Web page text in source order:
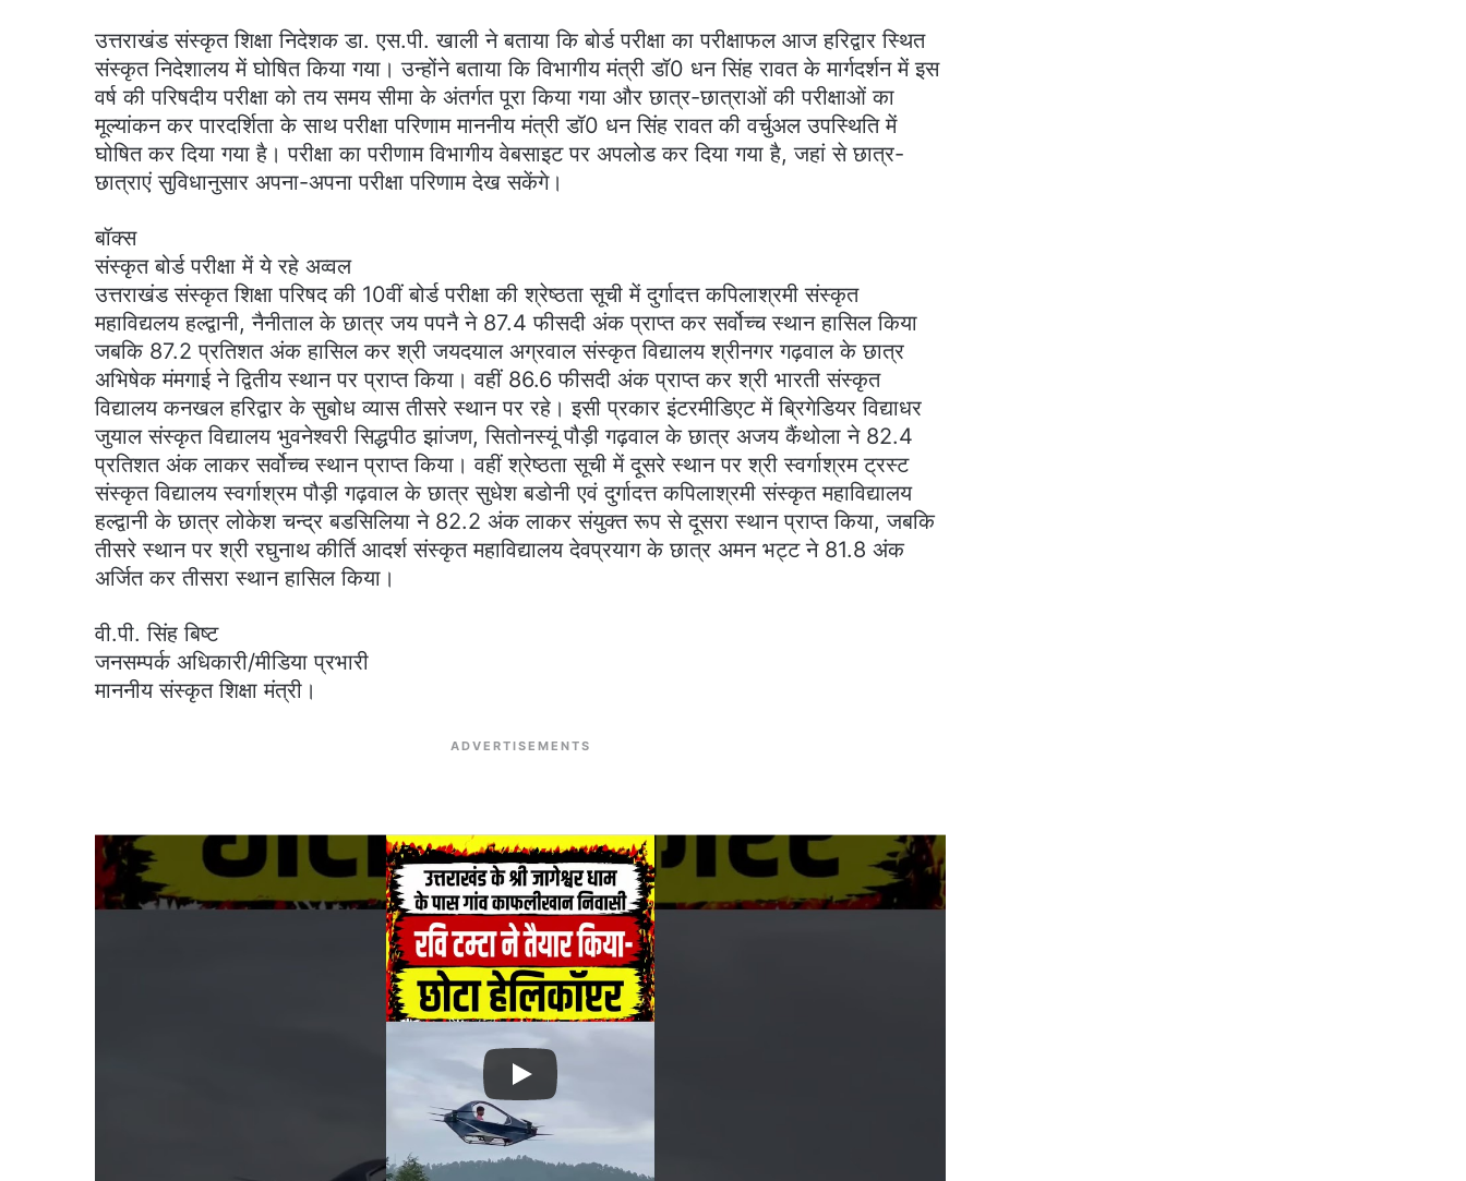
उत्तराखंड संस्कृत शिक्षा निदेशक डा. एस.पी. खाली ने बताया कि बोर्ड परीक्षा का परीक्षाफल आज हरिद्वार स्थित
संस्कृत निदेशालय में घोषित किया गया। उन्होंने बताया कि विभागीय मंत्री डॉ0 धन सिंह रावत के मार्गदर्शन में इस
वर्ष की परिषदीय परीक्षा को तय समय सीमा के अंतर्गत पूरा किया गया और छात्र-छात्राओं की परीक्षाओं का
मूल्यांकन कर पारदर्शिता के साथ परीक्षा परिणाम माननीय मंत्री डॉ0 धन सिंह रावत की वर्चुअल उपस्थिति में
घोषित कर दिया गया है। परीक्षा का परीणाम विभागीय वेबसाइट पर अपलोड कर दिया गया है, जहां से छात्र-
छात्राएं सुविधानुसार अपना-अपना परीक्षा परिणाम देख सकेंगे।
बॉक्स
संस्कृत बोर्ड परीक्षा में ये रहे अव्वल
उत्तराखंड संस्कृत शिक्षा परिषद की 10वीं बोर्ड परीक्षा की श्रेष्ठता सूची में दुर्गादत्त कपिलाश्रमी संस्कृत
महाविद्यलय हल्द्वानी, नैनीताल के छात्र जय पपनै ने 87.4 फीसदी अंक प्राप्त कर सर्वोच्च स्थान हासिल किया
जबकि 87.2 प्रतिशत अंक हासिल कर श्री जयदयाल अग्रवाल संस्कृत विद्यालय श्रीनगर गढ़वाल के छात्र
अभिषेक मंमगाई ने द्वितीय स्थान पर प्राप्त किया। वहीं 86.6 फीसदी अंक प्राप्त कर श्री भारती संस्कृत
विद्यालय कनखल हरिद्वार के सुबोध व्यास तीसरे स्थान पर रहे। इसी प्रकार इंटरमीडिएट में ब्रिगेडियर विद्याधर
जुयाल संस्कृत विद्यालय भुवनेश्वरी सिद्धपीठ झांजण, सितोनस्यूं पौड़ी गढ़वाल के छात्र अजय कैंथोला ने 82.4
प्रतिशत अंक लाकर सर्वोच्च स्थान प्राप्त किया। वहीं श्रेष्ठता सूची में दूसरे स्थान पर श्री स्वर्गाश्रम ट्रस्ट
संस्कृत विद्यालय स्वर्गाश्रम पौड़ी गढ़वाल के छात्र सुधेश बडोनी एवं दुर्गादत्त कपिलाश्रमी संस्कृत महाविद्यालय
हल्द्वानी के छात्र लोकेश चन्द्र बडसिलिया ने 82.2 अंक लाकर संयुक्त रूप से दूसरा स्थान प्राप्त किया, जबकि
तीसरे स्थान पर श्री रघुनाथ कीर्ति आदर्श संस्कृत महाविद्यालय देवप्रयाग के छात्र अमन भट्ट ने 81.8 अंक
अर्जित कर तीसरा स्थान हासिल किया।
वी.पी. सिंह बिष्ट
जनसम्पर्क अधिकारी/मीडिया प्रभारी
माननीय संस्कृत शिक्षा मंत्री।
ADVERTISEMENTS